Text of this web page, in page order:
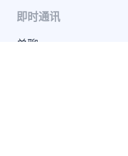
即时通讯
单聊